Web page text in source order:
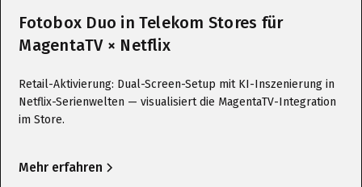
Fotobox Duo in Telekom Stores für
MagentaTV × Netflix
Retail-Aktivierung: Dual-Screen-Setup mit KI-Inszenierung in
Netflix-Serienwelten — visualisiert die MagentaTV-Integration
im Store.
Mehr erfahren